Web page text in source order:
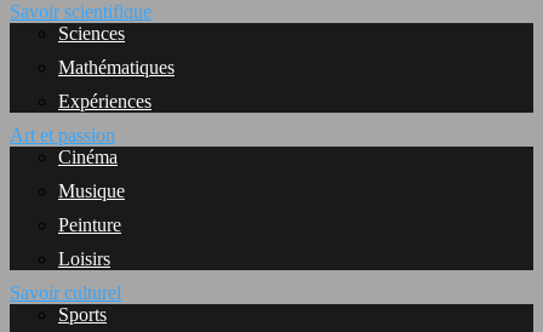
Savoir scientifique
Sciences
Mathématiques
Expériences
Art et passion
Cinéma
Musique
Peinture
Loisirs
Savoir culturel
Sports